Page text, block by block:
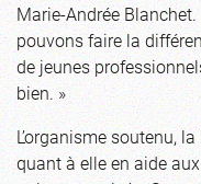
Marie-Andrée
pouvons faire la
de jeunes
bien. »
L’organisme soutenu, la
quant à elle en aide